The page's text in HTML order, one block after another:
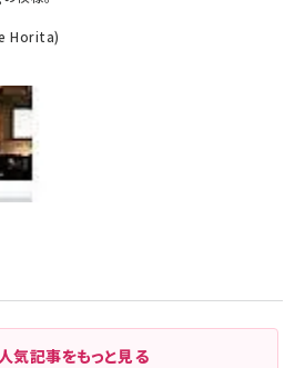
Horita)
気記事をもっと見る